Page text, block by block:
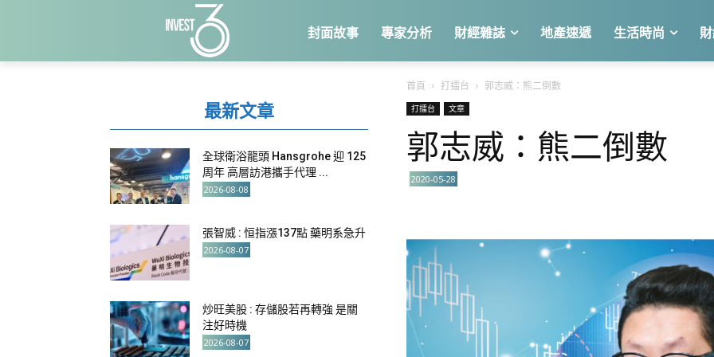
封面故事 專家分析 財經雜誌 地產速遞 生活時尚
首頁 打擂台 郭志威：熊二倒數
打擂台 文章
郭志威：熊二倒數
2020-05-28
最新文章
全球衛浴龍頭 Hansgrohe 迎 125
周年 高層訪港攜手代理 ...
2026-08-08
張智威 : 恒指漲137點 藥明系急升
2026-08-07
炒旺美股 : 存儲股若再轉強 是關
注好時機
2026-08-07